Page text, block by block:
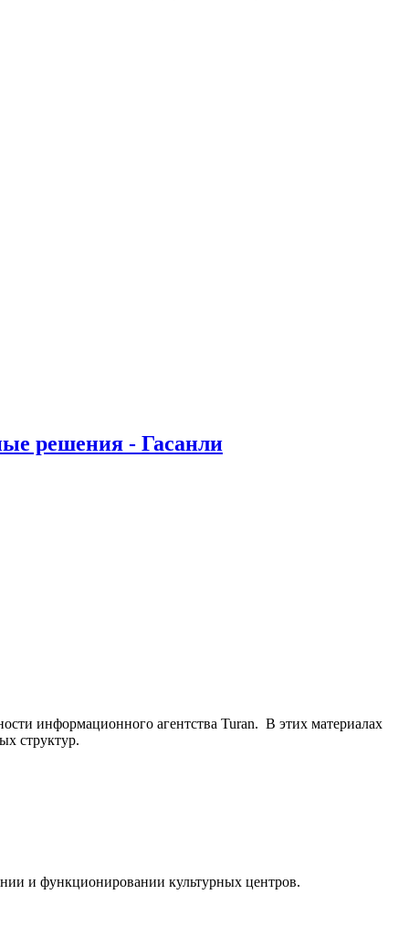
решения - Гасанли
информационного агентства Turan. В этих материалах
структур.
и функционировании культурных центров.